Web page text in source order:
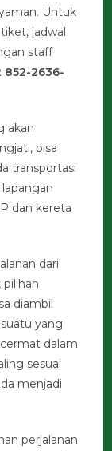
Untuk
jadwal
staff
852-2636-
akan
bisa
transportasi
dan kereta
dari
diambil
yang
dalam
sesuai
menjadi
perjalanan